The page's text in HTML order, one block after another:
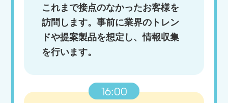
これまで接点のなかったお客様を
訪問します。事前に業界のトレン
ドや提案製品を想定し、情報収集
を行います。
16:00